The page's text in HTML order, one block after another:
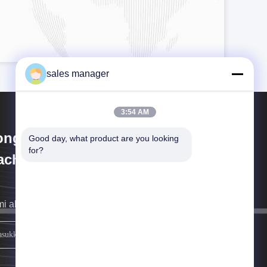
Sammi Packing
Co., Ltd.
akan menghubungi Anda sesegera mungkin.
sales manager
3:54 AM
Good day, what product are you looking
for?